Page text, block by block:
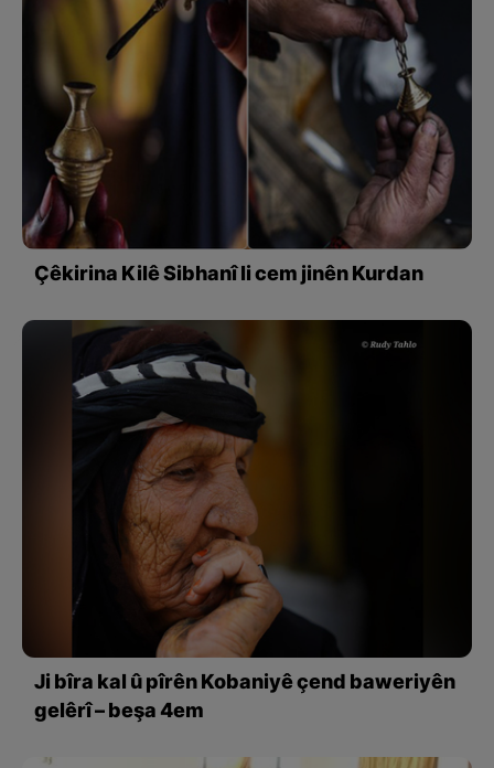
Çêkirina Kilê Sibhanî li cem jinên Kurdan
Ji bîra kal û pîrên Kobaniyê çend baweriyên
gelêrî – beşa 4em